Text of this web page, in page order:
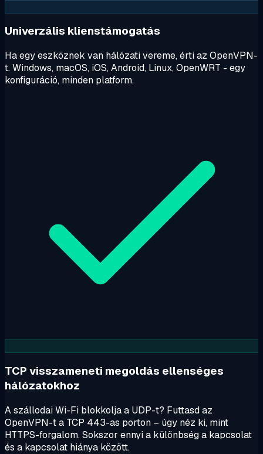
Univerzális klienstámogatás
Ha egy eszköznek van hálózati vereme, érti az OpenVPN-
t. Windows, macOS, iOS, Android, Linux, OpenWRT - egy
konfiguráció, minden platform.
TCP visszameneti megoldás ellenséges
hálózatokhoz
A szállodai Wi-Fi blokkolja a UDP-t? Futtasd az
OpenVPN-t a TCP 443-as porton – úgy néz ki, mint
HTTPS-forgalom. Sokszor ennyi a különbség a kapcsolat
és a kapcsolat hiánya között.